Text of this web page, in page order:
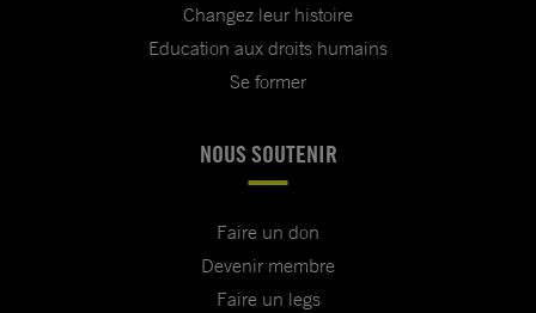
Changez leur histoire
Education aux droits humains
Se former
NOUS SOUTENIR
Faire un don
Devenir membre
Faire un legs